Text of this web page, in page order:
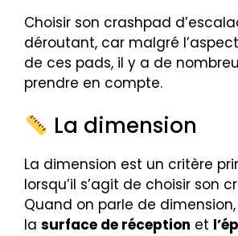
Choisir son crashpad
déroutant, car malgré
de ces pads, il y a de
prendre en compte.
La dimension
La dimension est un critère
lorsqu’il s’agit de choisir son
Quand on parle de
la surface de réception et